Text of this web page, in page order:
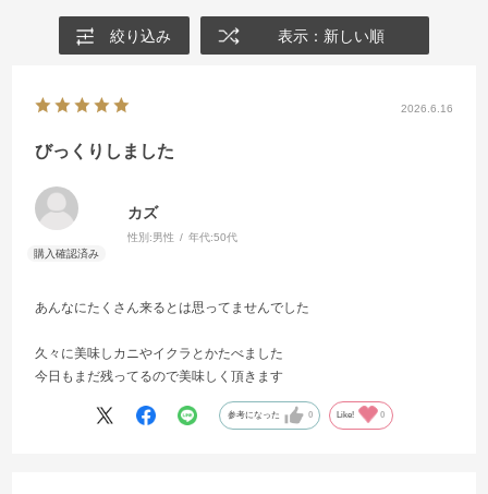
絞り込み 表示：新しい順
2026.6.16
びっくりしました
カズ
性別:男性 年代:50代
あんなにたくさん来るとは思ってませんでした
久々に美味しカニやイクラとかたべました
今日もまだ残ってるので美味しく頂きます
参考になった 0 Like! 0